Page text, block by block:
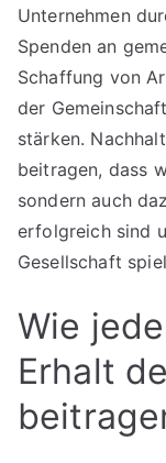
Unternehmen
Spenden an
Schaffung von
der
stärken.
beitragen, dass
sondern auch
erfolgreich sind
Gesellschaft
Wie
Erhalt